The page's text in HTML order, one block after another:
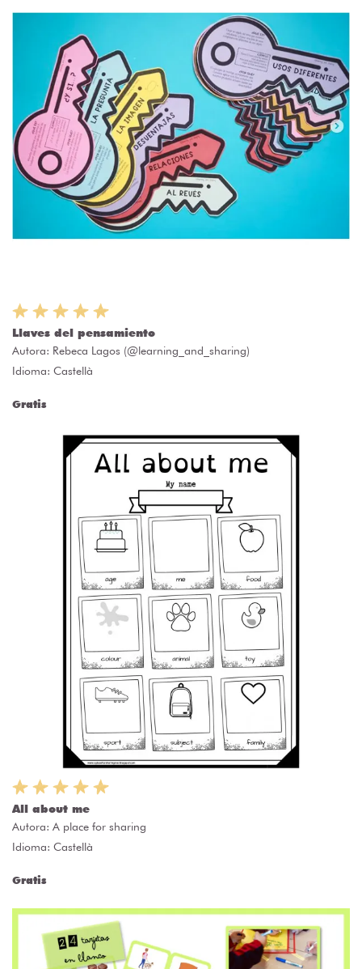
Llaves del pensamiento
Autora: Rebeca Lagos (@learning_and_sharing)
Idioma: Castellà
Gratis
All about me
Autora: A place for sharing
Idioma: Castellà
Gratis